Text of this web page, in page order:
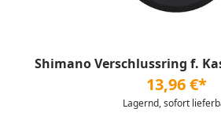
Shimano Verschlussring f.
13,96 €*
Lagernd, sofort